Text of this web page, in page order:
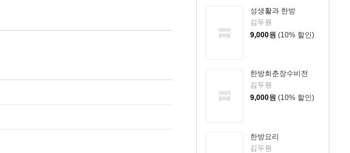
성생활과 한방
김두원
9,000원 (10% 할인)
한방회춘장수비전
김두원
9,000원 (10% 할인)
한방요리
김두원